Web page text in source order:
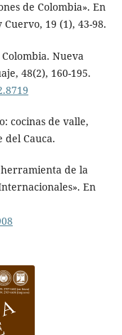
de Colombia». En
19 (1), 43-98.
Nueva
48(2), 160-195.
cocinas de valle,
del Cauca.
de la
En